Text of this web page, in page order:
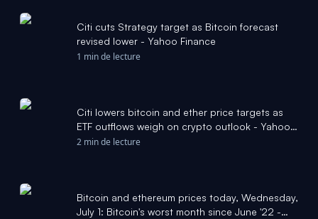
Citi cuts Strategy target as Bitcoin forecast
revised lower - Yahoo Finance
1 min de lecture
Citi lowers bitcoin and ether price targets as
ETF outflows weigh on crypto outlook - Yahoo
Finance
2 min de lecture
Bitcoin and ethereum prices today, Wednesday,
July 1: Bitcoin's worst month since June '22 -